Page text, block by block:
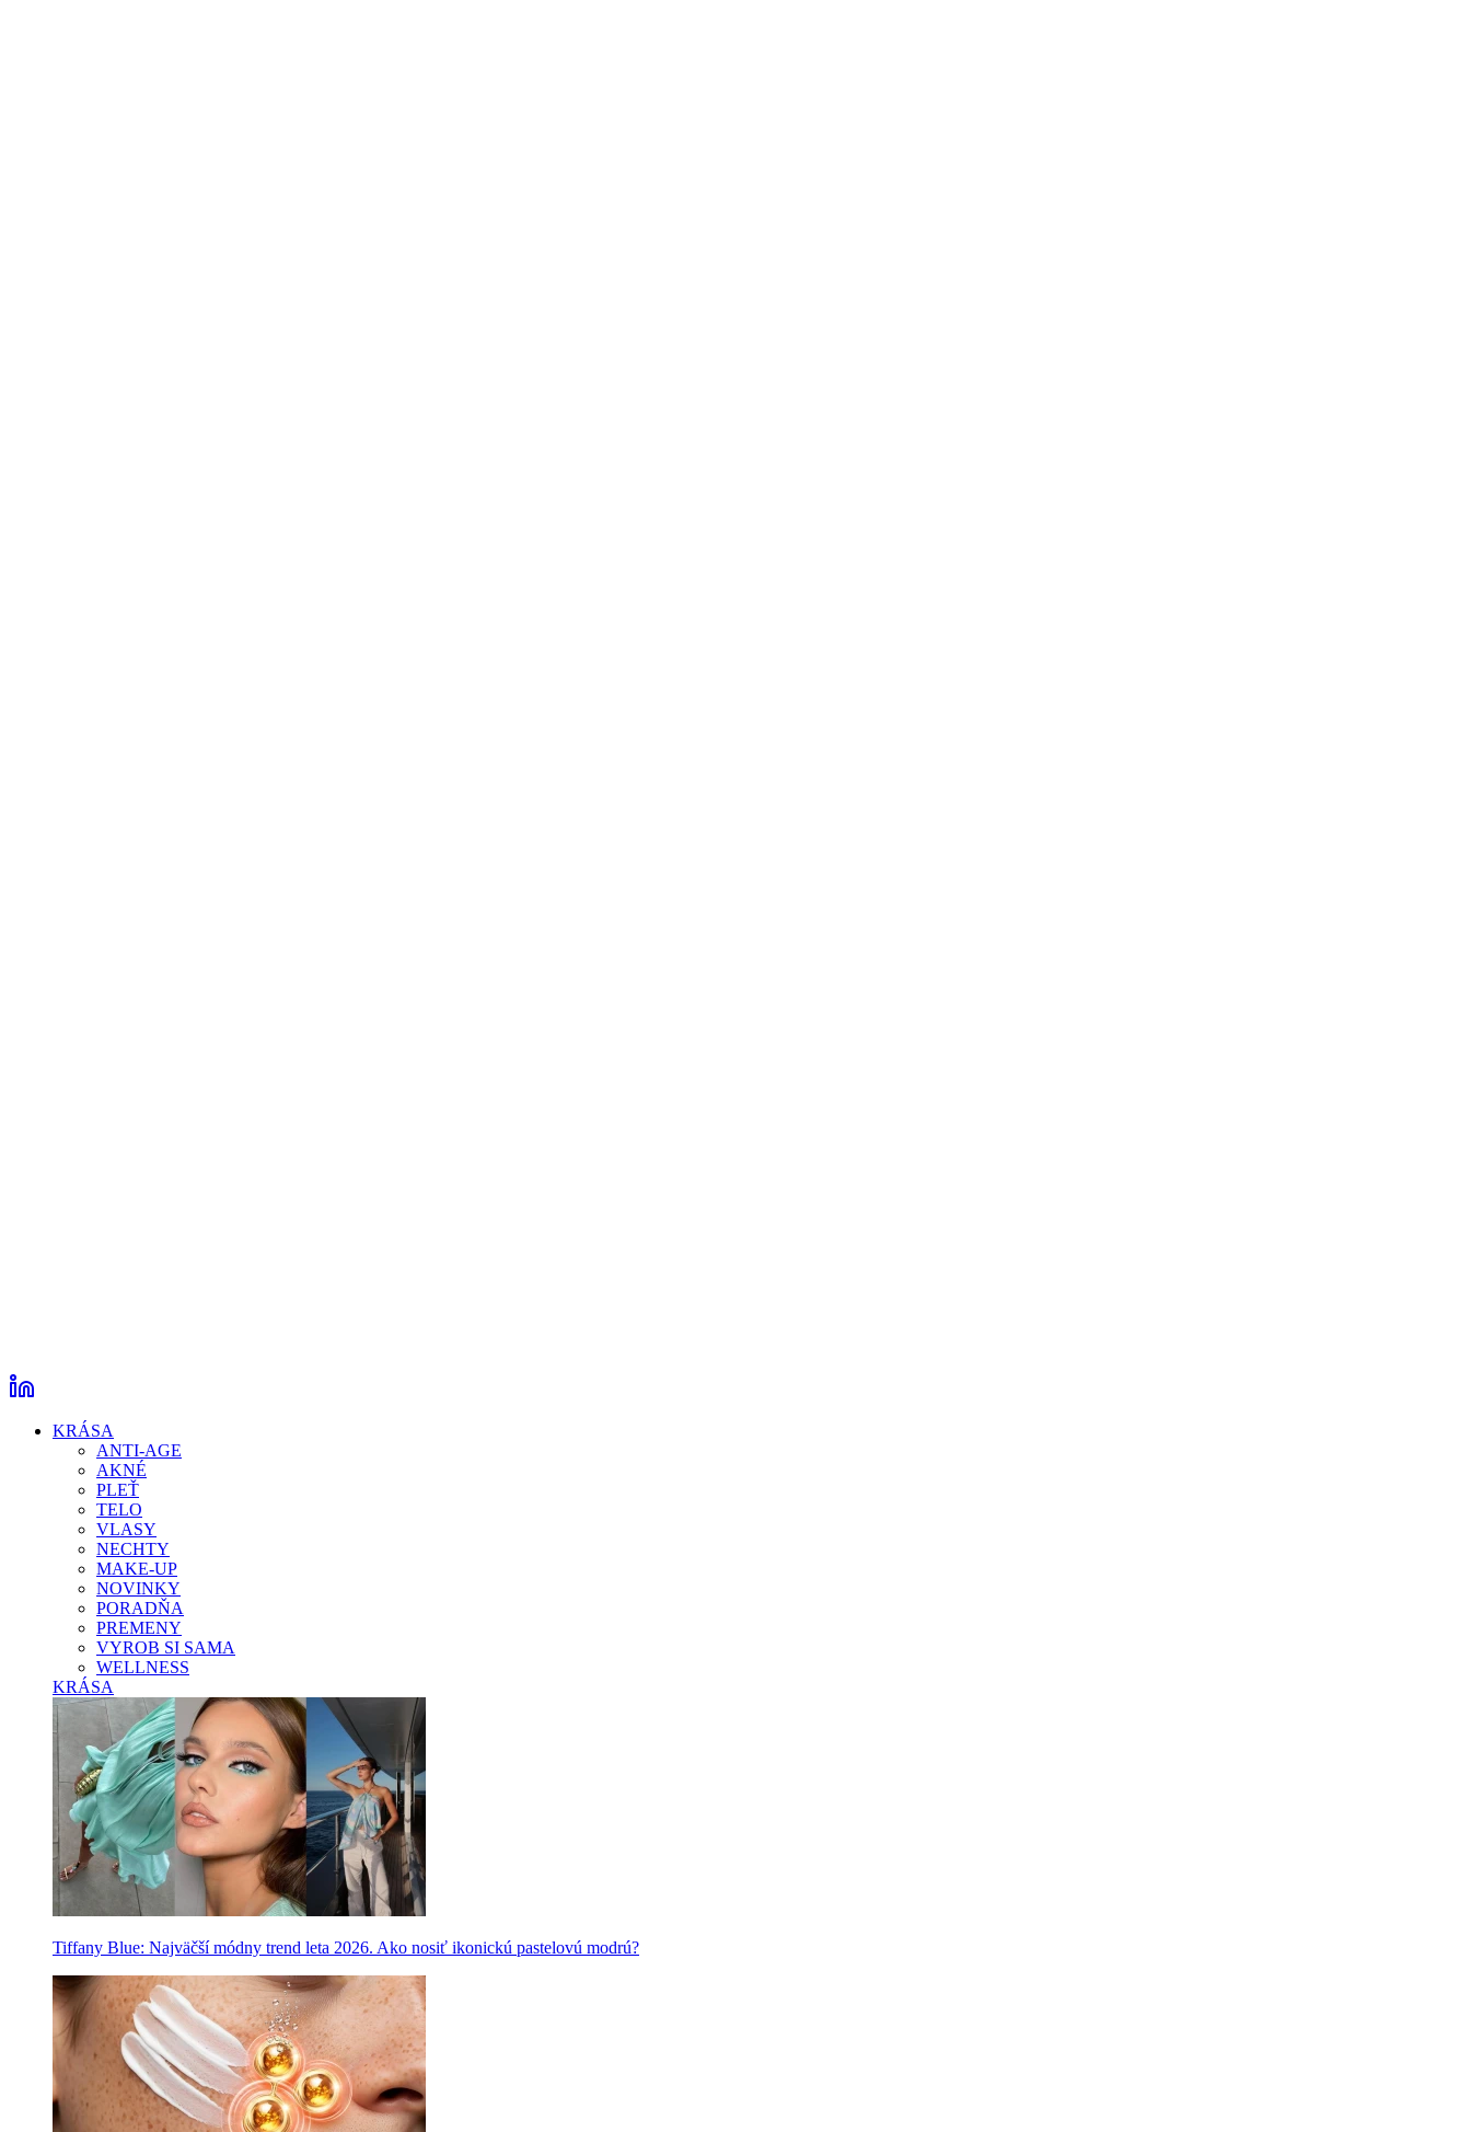
KRÁSA
ANTI-AGE
AKNÉ
PLEŤ
TELO
VLASY
NECHTY
MAKE-UP
NOVINKY
PORADŇA
PREMENY
VYROB SI SAMA
WELLNESS
KRÁSA
Tiffany Blue: Najväčší módny trend leta 2026. Ako nosiť ikonickú pastelovú modrú?